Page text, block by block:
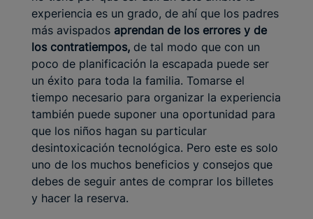
experiencia es un grado, de ahí que los padres
más avispados aprendan de los errores y de
los contratiempos, de tal modo que con un
poco de planificación la escapada puede ser
un éxito para toda la familia. Tomarse el
tiempo necesario para organizar la experiencia
también puede suponer una oportunidad para
que los niños hagan su particular
desintoxicación tecnológica. Pero este es solo
uno de los muchos beneficios y consejos que
debes de seguir antes de comprar los billetes
y hacer la reserva.